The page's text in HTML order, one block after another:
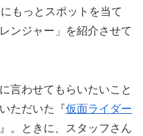
もっとスポットを当て
ンジャー」を紹介させて
言わせてもらいたいこと
ただいた『仮面ライダー
』。ときに、スタッフさん